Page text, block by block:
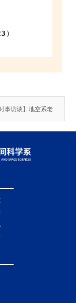
）
下一篇：【时事访谈】地空系老师的地震科普